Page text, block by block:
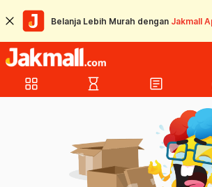
Belanja Lebih Murah dengan Jakmall
grid_view hourglass_empty article